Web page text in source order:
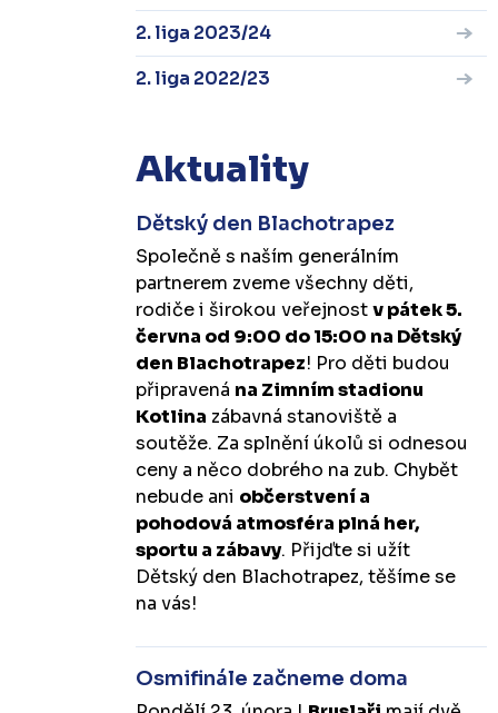
2. liga 2023/24
2. liga 2022/23
Aktuality
Dětský den Blachotrapez
Společně s naším generálním
partnerem zveme všechny děti,
rodiče i širokou veřejnostv pátek 5.
června od 9:00 do 15:00 na Dětský
den Blachotrapez! Pro děti budou
připravená na Zimním stadionu
Kotlina zábavná stanoviště a
soutěže. Za splnění úkolů si odnesou
ceny a něco dobrého na zub. Chybět
nebude ani občerstvení a
pohodová atmosféra plná her,
sportu a zábavy. Přijďte si užít
Dětský den Blachotrapez, těšíme se
na vás!
Osmifinále začneme doma